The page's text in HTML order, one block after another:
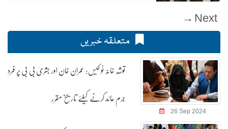
Next →
متعلقہ خبریں
26 Sep 2024
توشہ خانہ ٹو کیس: عمران خان اور بشریٰ بی بی پر فرد
جرم عائد کرنے کیلئے تاریخ مقرر